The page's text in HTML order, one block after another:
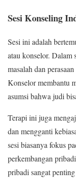
Sesi Konseling
Sesi ini adalah
atau konselor. Dalam
masalah dan
Konselor membantu
asumsi bahwa judi
Terapi ini juga
dan mengganti
sesi biasanya fokus
perkembangan
pribadi sangat